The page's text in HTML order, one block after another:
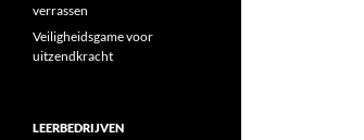
verrassen
Veiligheidsgame voor
uitzendkracht
LEERBEDRIJVEN